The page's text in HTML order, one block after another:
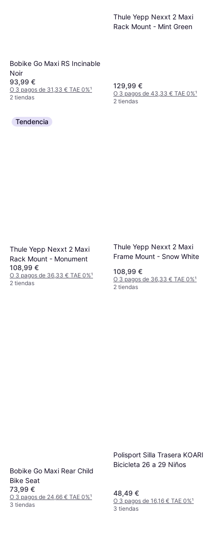
Bobike Go Maxi RS Incinable
Noir
93,99 €
O 3 pagos de 31,33 € TAE 0%¹
2 tiendas
Thule Yepp Nexxt 2 Maxi
Rack Mount - Mint Green
129,99 €
O 3 pagos de 43,33 € TAE 0%¹
2 tiendas
Tendencia
Thule Yepp Nexxt 2 Maxi
Rack Mount - Monument
108,99 €
O 3 pagos de 36,33 € TAE 0%¹
2 tiendas
Thule Yepp Nexxt 2 Maxi
Frame Mount - Snow White
108,99 €
O 3 pagos de 36,33 € TAE 0%¹
2 tiendas
Bobike Go Maxi Rear Child
Bike Seat
73,99 €
O 3 pagos de 24,66 € TAE 0%¹
3 tiendas
Polisport Silla Trasera KOARI
Bicicleta 26 a 29 Niños
48,49 €
O 3 pagos de 16,16 € TAE 0%¹
3 tiendas